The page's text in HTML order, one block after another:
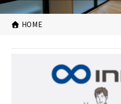
HOME